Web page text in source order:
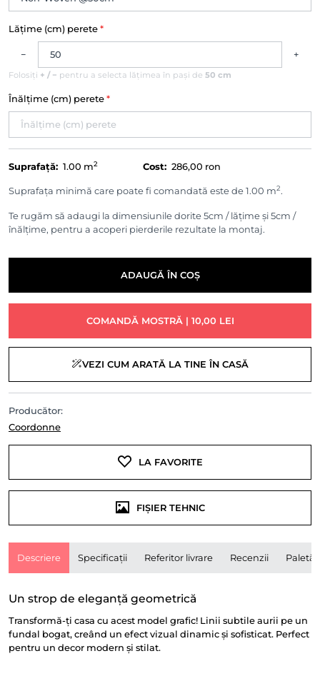
Lățime (cm) perete *
− +
Folosiți + / − pentru a selecta lățimea în pași de 50 cm
Înălțime (cm) perete *
Suprafață: 1.00 m2 Cost: 286,00 ron
Suprafața minimă care poate fi comandată este de 1.00 m2.
Te rugăm să adaugi la dimensiunile dorite 5cm / lățime și 5cm /
înălțime, pentru a acoperi pierderile rezultate la montaj.
ADAUGĂ ÎN COȘ
COMANDĂ MOSTRĂ | 10,00 LEI
VEZI CUM ARATĂ LA TINE ÎN CASĂ
Producător:
Coordonne
LA FAVORITE
FIȘIER TEHNIC
Descriere Specificații Referitor livrare Recenzii Paletă
Un strop de eleganță geometrică
Transformă-ți casa cu acest model grafic! Linii subtile aurii pe un
fundal bogat, creând un efect vizual dinamic și sofisticat. Perfect
pentru un decor modern și stilat.